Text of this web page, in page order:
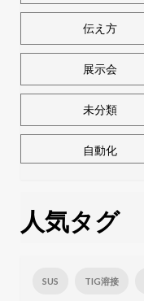
伝え方
展示会
未分類
自動化
人気タグ
SUS TIG溶接